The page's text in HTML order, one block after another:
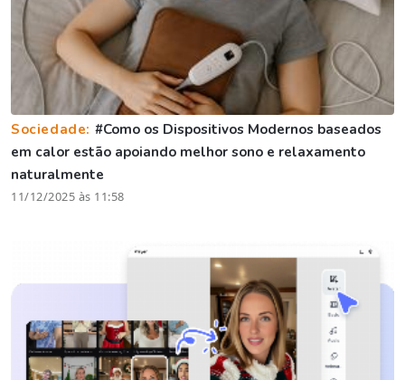
Sociedade: #Como os Dispositivos Modernos baseados
em calor estão apoiando melhor sono e relaxamento
naturalmente
11/12/2025 às 11:58